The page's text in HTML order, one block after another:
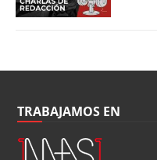
TRABAJAMOS EN